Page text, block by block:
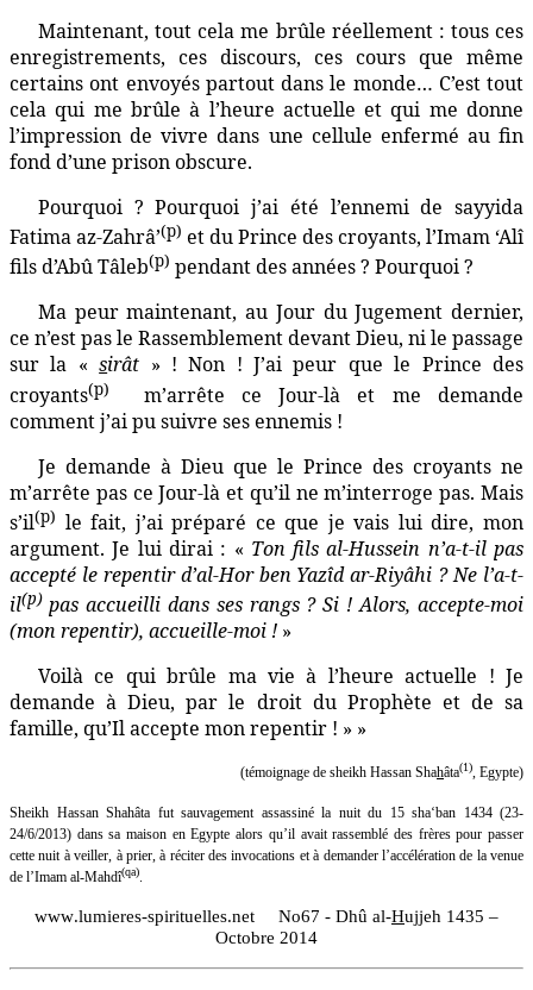
Maintenant, tout cela me brûle réellement : tous ces
enregistrements, ces discours, ces cours que même
certains ont envoyés partout dans le monde… C’est tout
cela qui me brûle à l’heure actuelle et qui me donne
l’impression de vivre dans une cellule enfermé au fin
fond d’une prison obscure.
Pourquoi ? Pourquoi j’ai été l’ennemi de sayyida
Fatima az-Zahrâ’(p) et du Prince des croyants, l’Imam ‘Alî
fils d’Abû Tâleb(p) pendant des années ? Pourquoi ?
Ma peur maintenant, au Jour du Jugement dernier,
ce n’est pas le Rassemblement devant Dieu, ni le passage
sur la «sirât » ! Non ! J’ai peur que le Prince des
croyants(p)
m’arrête ce Jour-là et me demande
comment j’ai pu suivre ses ennemis !
Je demande à Dieu que le Prince des croyants ne
m’arrête pas ce Jour-là et qu’il ne m’interroge pas. Mais
s’il(p) le fait, j’ai préparé ce que je vais lui dire, mon
argument. Je lui dirai : « Ton fils al-Hussein n’a-t-il pas
accepté le repentir d’al-Hor ben Yazîd ar-Riyâhi ? Ne l’a-t-
il(p) pas accueilli dans ses rangs ? Si ! Alors, accepte-moi
(mon repentir), accueille-moi ! »
Voilà ce qui brûle ma vie à l’heure actuelle ! Je
demande à Dieu, par le droit du Prophète et de sa
famille, qu’Il accepte mon repentir ! » »
(témoignage de sheikh Hassan Shahâta(1), Egypte)
Sheikh Hassan Shahâta fut sauvagement assassiné la nuit du 15 sha‘ban 1434 (23-
24/6/2013) dans sa maison en Egypte alors qu’il avait rassemblé des frères pour passer
cette nuit à veiller, à prier, à réciter des invocations et à demander l’accélération de la venue
de l’Imam al-Mahdî(qa).
www.lumieres-spirituelles.net No67 - Dhû al-Hujjeh 1435 –
Octobre 2014